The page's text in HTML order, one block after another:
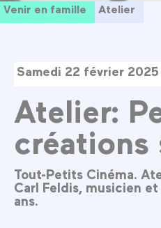
Venir en famille Atelier
Samedi 22 février
Atelier:
créations
Tout-Petits Cinéma.
Carl Feldis, musicien
ans.